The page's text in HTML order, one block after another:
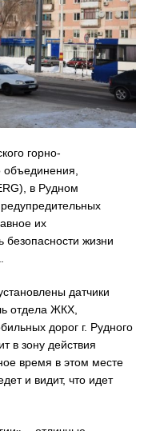
горно-
объединения,
в Рудном
их
безопасности жизни
датчики
отдела ЖКХ,
дорог г. Рудного
в зону действия
время в этом месте
и видит, что идет